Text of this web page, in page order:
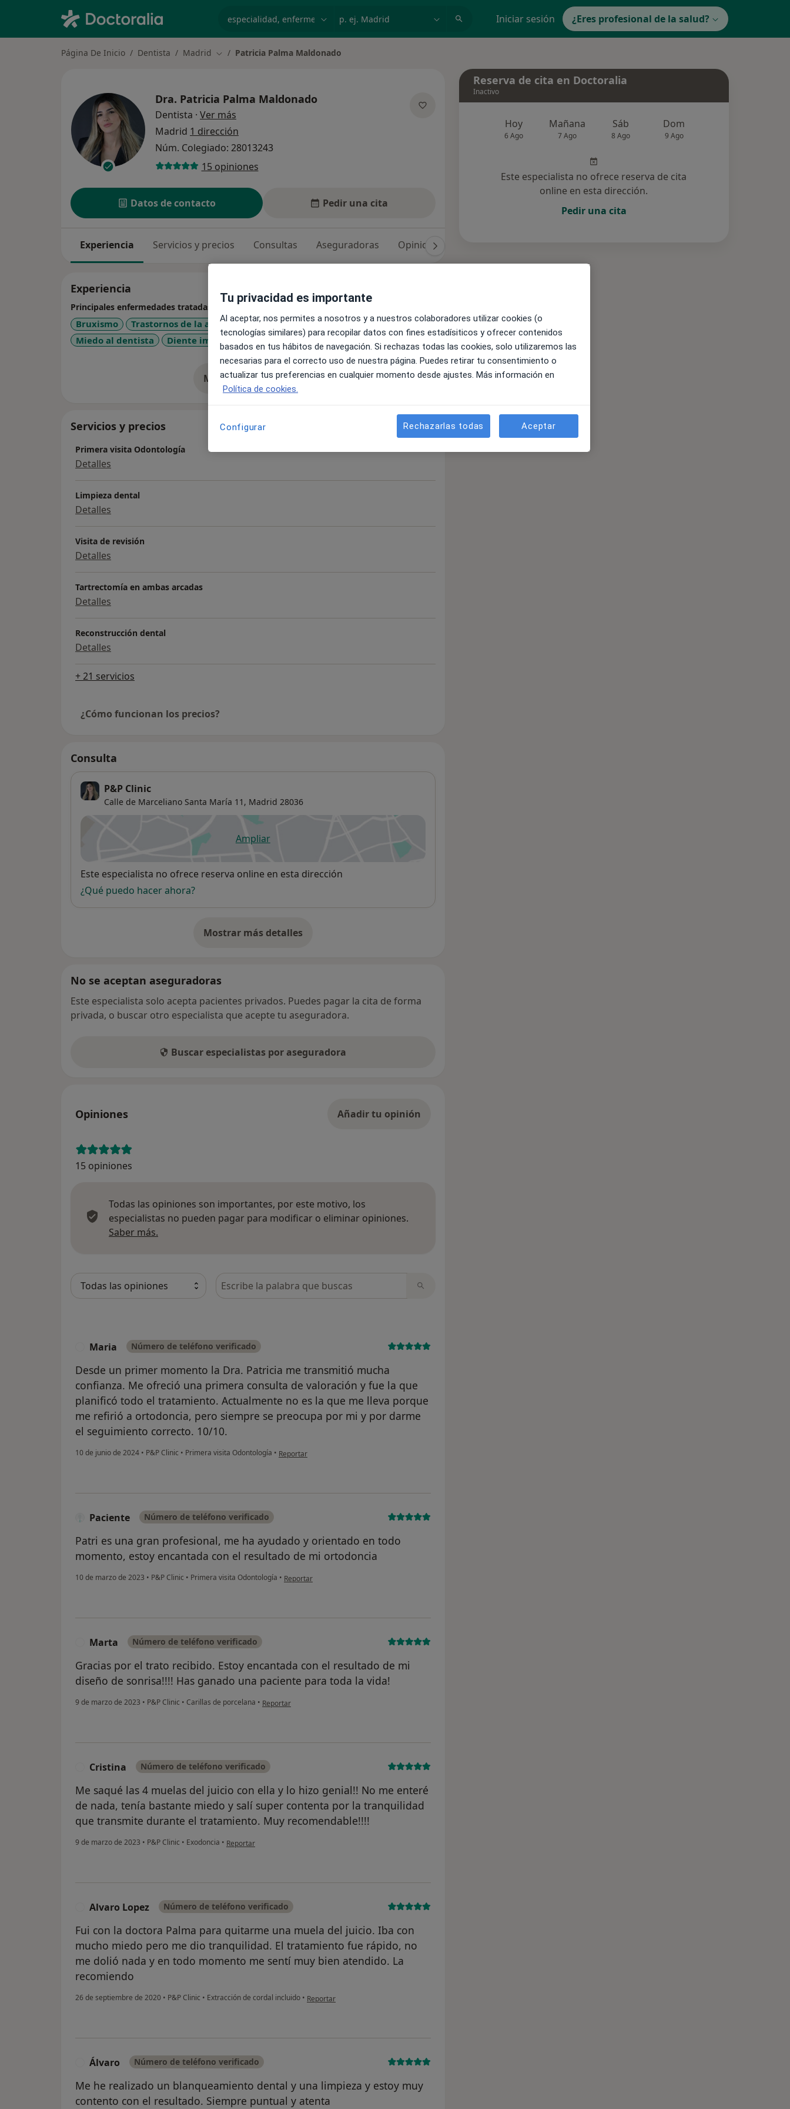
Iniciar sesión ¿Eres profesional de la salud?
Página De Inicio Dentista Madrid Cambiar de ciudad
Patricia Palma Maldonado
Dra. Patricia Palma Maldonado
Dentista · Ver más
Madrid 1 dirección
Núm. Colegiado: 28013243
15 opiniones
Datos de contacto Pedir una cita
Experiencia Servicios y precios Consultas Aseguradoras Opiniones (15)
Experiencia
Principales enfermedades tratadas
Bruxismo
Trastornos de la articulación temporomandibular
Miedo al dentista
Diente impactado Absceso dental +16 a11y_sr_more_diseases
Mostrar más detalles
sobre la experiencia
Servicios y precios
Primera visita Odontología
Detalles
Limpieza dental
Detalles
Visita de revisión
Detalles
Tartrectomía en ambas arcadas
Detalles
Reconstrucción dental
Detalles
+ 21 servicios
¿Cómo funcionan los precios?
Consulta
P&P Clinic
Calle de Marceliano Santa María 11, Madrid 28036
Ampliarse abre en una nueva pestaña
Disponibilidad
Este especialista no ofrece reserva online en esta dirección
¿Qué puedo hacer ahora?
Mostrar más detalles
sobre la dirección
No se aceptan aseguradoras
Este especialista solo acepta pacientes privados. Puedes pagar la cita de forma
privada, o buscar otro especialista que acepte tu aseguradora.
Buscar especialistas por aseguradora
Opiniones Añadir tu opinión
15 opiniones
Todas las opiniones son importantes, por este motivo, los
especialistas no pueden pagar para modificar o eliminar opiniones.
Saber más.
Busca en opiniones
Maria Número de teléfono verificado
Desde un primer momento la Dra. Patricia me transmitió mucha
confianza. Me ofreció una primera consulta de valoración y fue la que
planificó todo el tratamiento. Actualmente no es la que me lleva porque
me refirió a ortodoncia, pero siempre se preocupa por mi y por darme
el seguimiento correcto. 10/10.
10 de junio de 2024 • P&P Clinic • Primera visita Odontología • en opinión del usuario Maria
Reportar
Paciente Número de teléfono verificado
Patri es una gran profesional, me ha ayudado y orientado en todo
momento, estoy encantada con el resultado de mi ortodoncia
10 de marzo de 2023 • P&P Clinic • Primera visita Odontología • en opinión del usuario Paciente
Reportar
Marta Número de teléfono verificado
Gracias por el trato recibido. Estoy encantada con el resultado de mi
diseño de sonrisa!!!! Has ganado una paciente para toda la vida!
9 de marzo de 2023 • P&P Clinic • Carillas de porcelana • en opinión del usuario Marta
Reportar
Cristina Número de teléfono verificado
Me saqué las 4 muelas del juicio con ella y lo hizo genial!! No me enteré
de nada, tenía bastante miedo y salí super contenta por la tranquilidad
que transmite durante el tratamiento. Muy recomendable!!!!
9 de marzo de 2023 • P&P Clinic • Exodoncia • en opinión del usuario Cristina
Reportar
Alvaro Lopez Número de teléfono verificado
Fui con la doctora Palma para quitarme una muela del juicio. Iba con
mucho miedo pero me dio tranquilidad. El tratamiento fue rápido, no
me dolió nada y en todo momento me sentí muy bien atendido. La
recomiendo
26 de septiembre de 2020 • P&P Clinic • Extracción de cordal incluido • en opinión del usuario Alvaro Lopez
Reportar
Álvaro Número de teléfono verificado
Me he realizado un blanqueamiento dental y una limpieza y estoy muy
contento con el resultado. Siempre puntual y atenta
Reserva de cita en Doctoralia
Inactivo
Hoy
6 Ago
Mañana
7 Ago
Sáb
8 Ago
Dom
9 Ago
Este especialista no ofrece reserva de cita
online en esta dirección.
Pedir una cita
Tu privacidad es importante
Al aceptar, nos permites a nosotros y a nuestros colaboradores utilizar cookies (o
tecnologías similares) para recopilar datos con fines estadísiticos y ofrecer contenidos
basados en tus hábitos de navegación. Si rechazas todas las cookies, solo utilizaremos las
necesarias para el correcto uso de nuestra página. Puedes retirar tu consentimiento o
actualizar tus preferencias en cualquier momento desde ajustes. Más información en
Política de cookies.
Configurar Rechazarlas todas Aceptar